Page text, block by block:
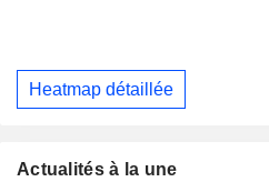
Heatmap détaillée
Actualités à la une